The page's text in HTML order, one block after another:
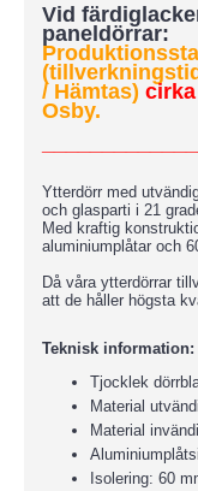
Vid
paneldörrar:
/ Hämtas) cirka
Osby.
Ytterdörr med
och glasparti i 21
Med kraftig
aluminiumplåtar och
Då våra ytterdörrar
att de håller högsta
Teknisk information:
Tjocklek
Material
Material
Isolering: 60